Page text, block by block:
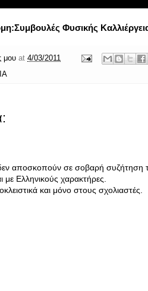
Συμβουλές Φυσικής
μου at 4/03/2011
δεν αποσκοπούν σε σοβαρή συζήτηση
Ελληνικούς χαρακτήρες.
και μόνο στους σχολιαστές.